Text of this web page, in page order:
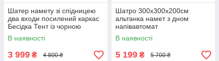
Шатер намету зі спідницею
два входи посилений каркас
Бесідка Тент із чорною
москітною сіткою 1628D
В наявності
3 999 ₴ 4 800 ₴
Шатро 300x300x200см
альтанка намет з дном
напівавтомат
В наявності
5 199 ₴ 5 700 ₴